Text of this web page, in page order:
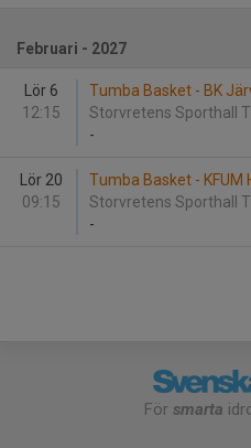
Februari - 2027
Lör 6
12:15
Tumba Basket - BK
Storvretens Sporthall
-
Lör 20
09:15
Tumba Basket - KFUM
Storvretens Sporthall
-
För smarta